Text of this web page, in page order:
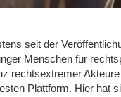
seit der
Menschen für
rechtsextremer
Plattform. Hier hat